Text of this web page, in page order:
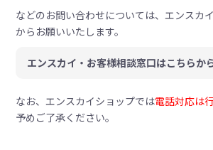
などのお問い合わせについては、エンスカ
からお願いいたします。
エンスカイ・お客様相談窓口はこちらか
なお、エンスカイショップでは電話対応は
予めご了承ください。